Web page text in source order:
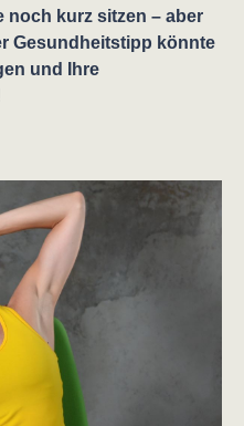
noch kurz sitzen – aber
Gesundheitstipp könnte
und Ihre